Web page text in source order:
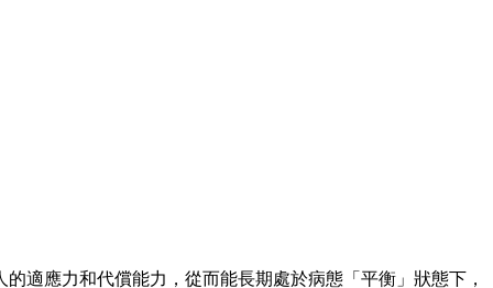
應力和代償能力，從而能長期處於病態「平衡」狀態下，